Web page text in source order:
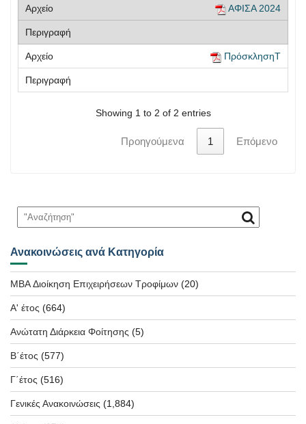
ΑΦΙΣΑ 2024
ΠρόσκλησηΤ
Showing 1 to 2 of 2 entries
Προηγούμενα 1 Επόμενο
Ανακοινώσεις ανά Κατηγορία
MBA Διοίκηση Επιχειρήσεων Τροφίμων (20)
Α' έτος (664)
Ανώτατη Διάρκεια Φοίτησης (5)
Β΄έτος (577)
Γ΄έτος (516)
Γενικές Ανακοινώσεις (1,884)